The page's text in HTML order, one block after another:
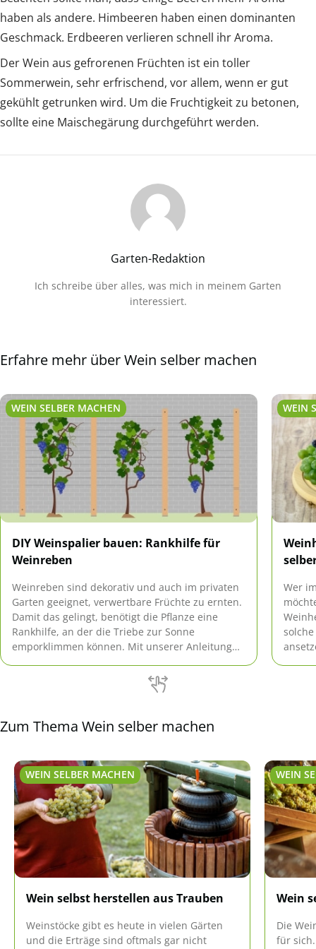
haben als andere. Himbeeren haben einen dominanten
Geschmack. Erdbeeren verlieren schnell ihr Aroma.
Der Wein aus gefrorenen Früchten ist ein toller
Sommerwein, sehr erfrischend, vor allem, wenn er gut
gekühlt getrunken wird. Um die Fruchtigkeit zu betonen,
sollte eine Maischegärung durchgeführt werden.
Garten-Redaktion
Ich schreibe über alles, was mich in meinem Garten
interessiert.
Erfahre mehr über Wein selber machen
WEIN SELBER MACHEN
DIY Weinspalier bauen: Rankhilfe für
Weinreben
Weinreben sind dekorativ und auch im privaten
Garten geeignet, verwertbare Früchte zu ernten.
Damit das gelingt, benötigt die Pflanze eine
Rankhilfe, an der die Triebe zur Sonne
emporklimmen können. Mit unserer Anleitung
WEIN
Wer
Zum Thema Wein selber machen
WEIN SELBER MACHEN
Wein selbst herstellen aus Trauben
Weinstöcke gibt es heute in vielen Gärten
und die Erträge sind oftmals gar nicht
WEIN
Wein
Die
für